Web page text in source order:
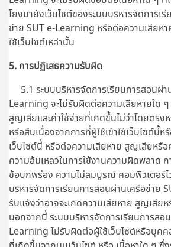
โยงมายังเว็บไซต์ของระบบบริหารจัดการเ
ข่าย SUT e-Learning หรือต่อความเสียห
ใช้เว็บไซต์เหล่านั้น
5. การปฏิเสธความรับผิด
5.1 ระบบบริหารจัดการเรียนการสอนผ่า
Learning จะไม่รับผิดต่อความเสียหายใด
สูญเสียและค่าใช้จ่ายที่เกิดขึ้นไม่ว่าโดยตรง
หรือสืบเนื่องจากการที่ผู้ใช้เข้าใช้เว็บไซต์นี้ห
เว็บไซต์นี้ หรือต่อความเสียหาย สูญเสียหรือ
ความล้มเหลวในการใช้งานความผิดพลาด ก
ข้อบกพร่อง ความไม่สมบูรณ์ คอมพิวเตอร์ไ
บริหารจัดการเรียนการสอนผ่านเครือข่าย
รับแจ้งว่าอาจจะเกิดความเสียหาย สูญเสีย
นอกจากนี้ระบบบริหารจัดการเรียนการสอ
Learning ไม่รับผิดต่อผู้ใช้เว็บไซต์หรือบุค